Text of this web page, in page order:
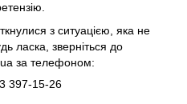
з ситуацією, яка не
ласка, зверніться до
за телефоном:
397-15-26